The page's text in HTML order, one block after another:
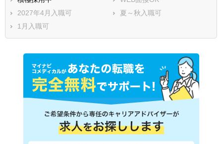
2027年4月入職可
夏～秋入職可
1月入職可